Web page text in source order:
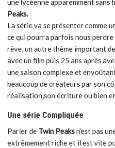
une lycéenne apparemment sans
Peaks.
La série va se présenter comme
ce qui pourra parfois nous perdre
rêve, un autre thème important
avec un film puis 25 ans après
une saison complexe et
beaucoup de créateurs par son
réalisation,son écriture ou bien
Une série Compliquée
Parler de Twin Peaksn’est pas
extrêmement riche et il est vite